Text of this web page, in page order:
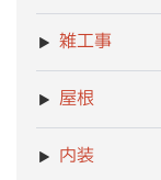
雑工事
屋根
内装